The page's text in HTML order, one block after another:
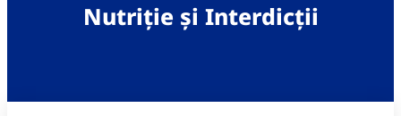
Nutriție şi Interdicții